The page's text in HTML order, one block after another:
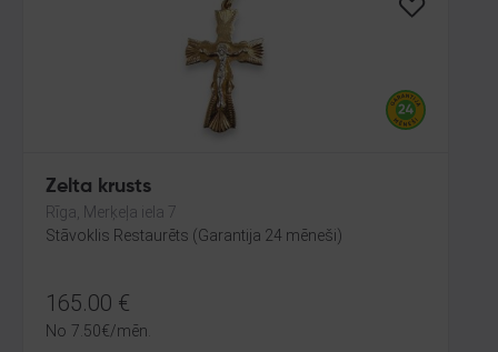
Zelta krusts
Rīga, Merķeļa iela 7
Stāvoklis Restaurēts (Garantija 24 mēneši)
165.00 €
No 7.50€/mēn.